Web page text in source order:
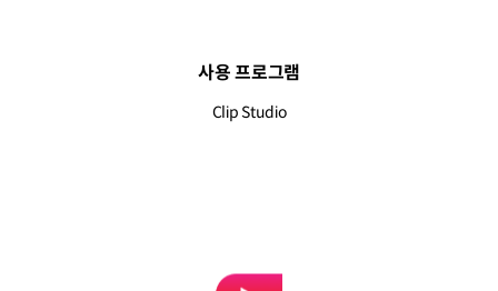
사용 프로그램
Clip Studio